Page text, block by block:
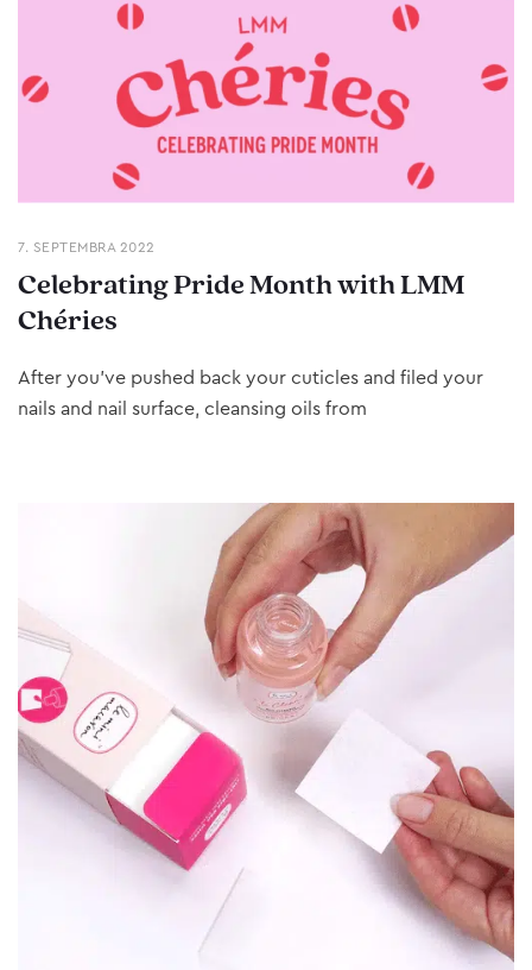
7. SEPTEMBRA 2022
Celebrating Pride Month with LMM
Chéries
After you’ve pushed back your cuticles and filed your
nails and nail surface, cleansing oils from